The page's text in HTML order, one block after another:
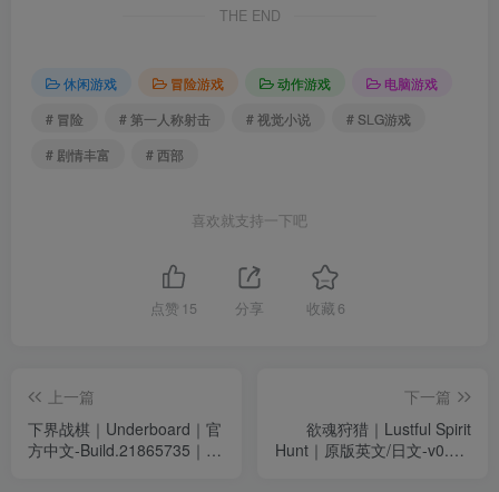
THE END
休闲游戏 冒险游戏 动作游戏
电脑游戏
# 冒险
# 第一人称射击 # 视觉小说
# SLG游戏
# 剧情丰富
# 西部
喜欢就支持一下吧
点赞 15 分享 收藏 6
上一篇
下界战棋｜Underboard｜官
方中文-Build.21865735｜
下一篇
欲魂狩猎｜Lustful Spirit
Hunt｜原版英文/日文-v0.3.4